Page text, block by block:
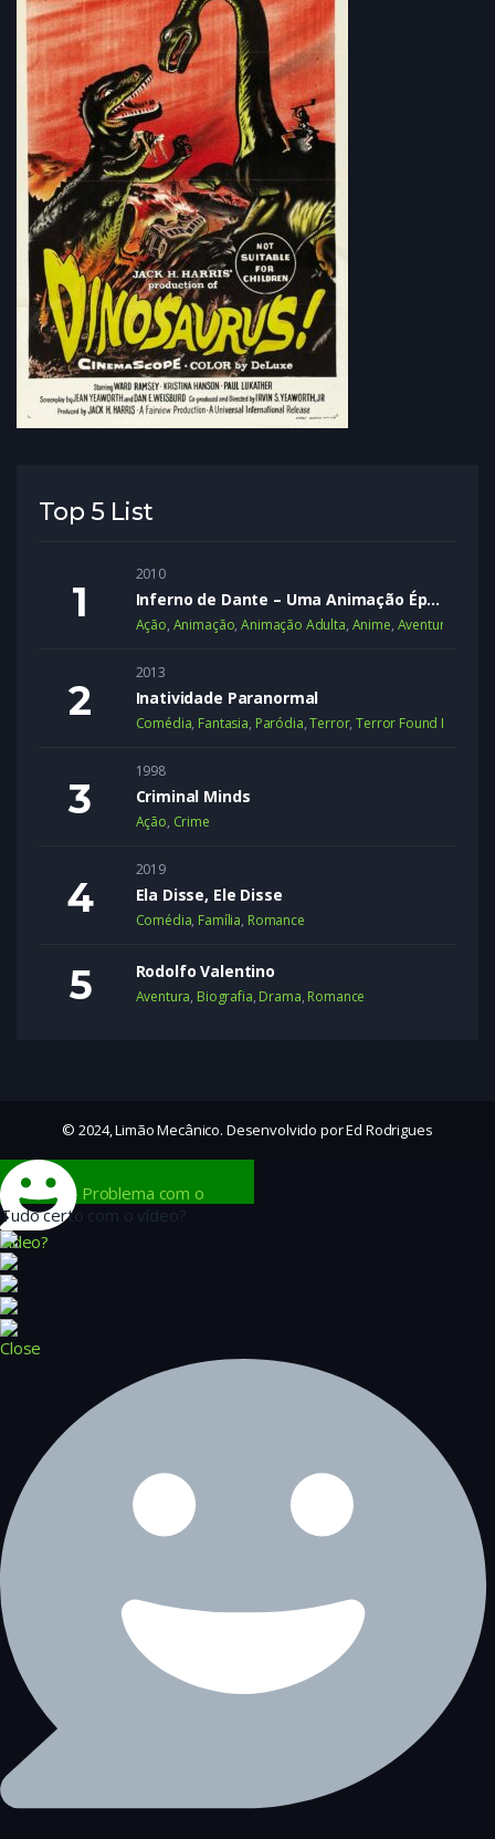
Top 5 List
2010
Inferno de Dante – Uma Animação Épica
Ação, Animação,Animação Adulta, Anime, Aventura
2013
Inatividade Paranormal
Comédia, Fantasia, Paródia,Terror,Terror Found Footage
1998
Criminal Minds
Ação, Crime
2019
Ela Disse, Ele Disse
Comédia, Família, Romance
Rodolfo Valentino
Aventura, Biografia, Drama, Romance
© 2024, Limão Mecânico. Desenvolvido por Ed Rodrigues
Problema com o
vídeo?
Tudo certo com o vídeo?
Close